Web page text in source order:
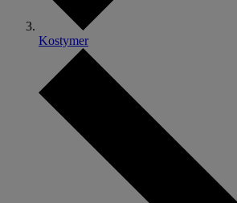
Kostymer